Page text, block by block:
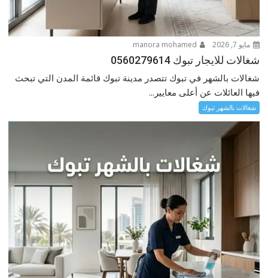
مايو 7, 2026
شغالات للايجار تبوك 0560279614
شغالات بالشهر في تبوك تتصدر مدينة تبوك قائمة المدن التي تبحث
فيها العائلات عن أعلى معايير...
شغالات بالشهر تبوك